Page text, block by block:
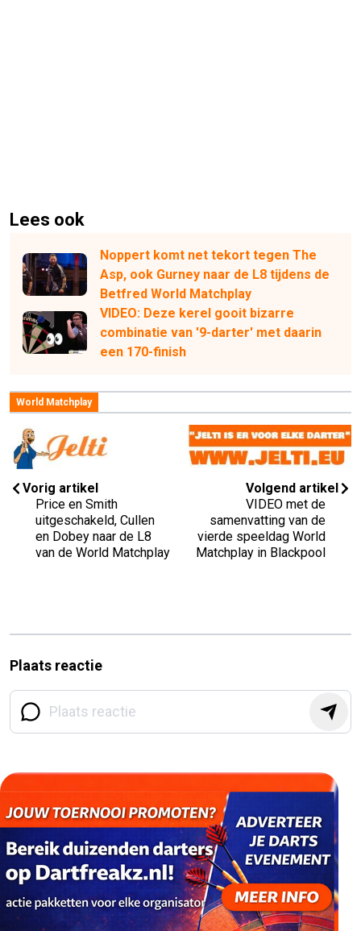
Lees ook
Noppert komt net tekort tegen The
Asp, ook Gurney naar de L8 tijdens de
Betfred World Matchplay
VIDEO: Deze kerel gooit bizarre
combinatie van '9-darter' met daarin
een 170-finish
World Matchplay
Vorig artikel
Price en Smith
uitgeschakeld, Cullen
en Dobey naar de L8
van de World Matchplay
Volgend artikel
VIDEO met de
samenvatting van de
vierde speeldag World
Matchplay in Blackpool
Plaats reactie